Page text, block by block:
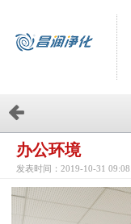
办公环境
发表时间：2019-10-31